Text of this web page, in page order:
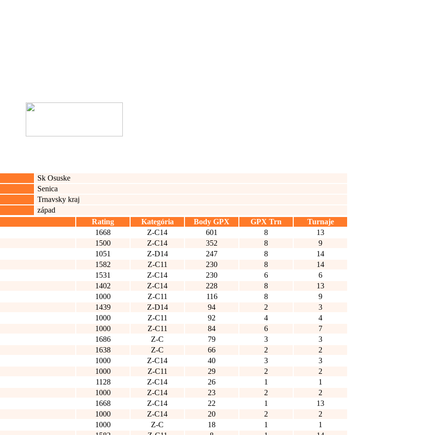
Sk Osuske
Senica
Trnavsky kraj
západ
Rating Kategória Body GPX GPX Trn
Turnaje
1668 Z-C14 601 8
13
1500 Z-C14 352 8
9
1051 Z-D14 247 8
14
1582 Z-C11 230 8
14
1531 Z-C14 230 6
6
1402 Z-C14 228 8
13
1000 Z-C11 116 8
9
1439 Z-D14 94 2
3
1000 Z-C11 92 4
4
1000 Z-C11 84 6
7
1686 Z-C 79 3
3
1638 Z-C 66 2
2
1000 Z-C14 40 3
3
1000 Z-C11 29 2
2
1128 Z-C14 26 1
1
1000 Z-C14 23 2
2
1668 Z-C14 22 1
13
1000 Z-C14 20 2
2
1000 Z-C 18 1
1